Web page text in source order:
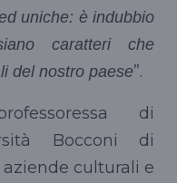
uniche: è indubbio
caratteri che
del nostro paese”.
di
Bocconi di
culturali e